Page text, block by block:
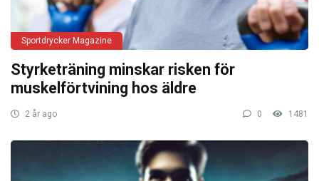
Sportdrycker Magazine
Styrketräning minskar risken för
muskelförtvining hos äldre
2 år ago 0 1481